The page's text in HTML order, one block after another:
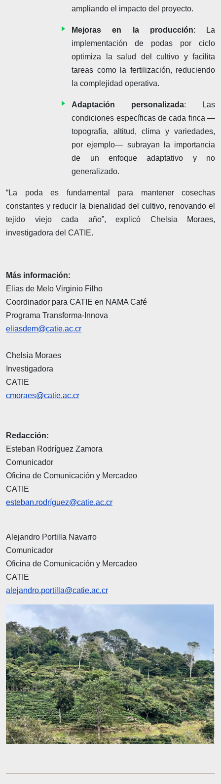
ampliando el impacto del proyecto.
Mejoras en la producción: La
implementación de podas por ciclo
optimiza la salud del cultivo y facilita
tareas como la fertilización, reduciendo
la complejidad operativa.
Adaptación personalizada: Las
condiciones específicas de cada finca —
topografía, altitud, clima y variedades,
por ejemplo— subrayan la importancia
de un enfoque adaptativo y no
generalizado.
“La poda es fundamental para mantener cosechas
constantes y reducir la bienalidad del cultivo, renovando el
tejido viejo cada año”, explicó Chelsia Moraes,
investigadora del CATIE.
Más información:
Elias de Melo Virginio Filho
Coordinador para CATIE en NAMA Café
Programa Transforma-Innova
eliasdem@catie.ac.cr
Chelsia Moraes
Investigadora
CATIE
cmoraes@catie.ac.cr
Redacción:
Esteban Rodríguez Zamora
Comunicador
Oficina de Comunicación y Mercadeo
CATIE
esteban.rodríguez@catie.ac.cr
Alejandro Portilla Navarro
Comunicador
Oficina de Comunicación y Mercadeo
CATIE
alejandro.portilla@catie.ac.cr